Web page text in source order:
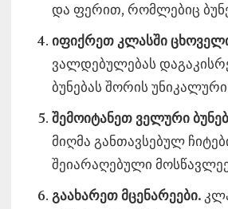
და ფერით, რომლებიც
იფიქრეთ კლასში
ვალდებულებას
ბუნებას შორის
შემოიტანეთ ველური
მიღმა განთავსებულ
შეიარაღებული
გაახარეთ მცენარეები.